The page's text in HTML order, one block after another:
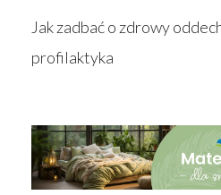
Jak zadbać o zdrowy
profilaktyka